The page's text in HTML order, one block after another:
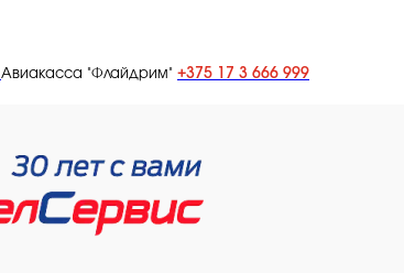
Авиакасса "Флайдрим" +375 17 3 666 999